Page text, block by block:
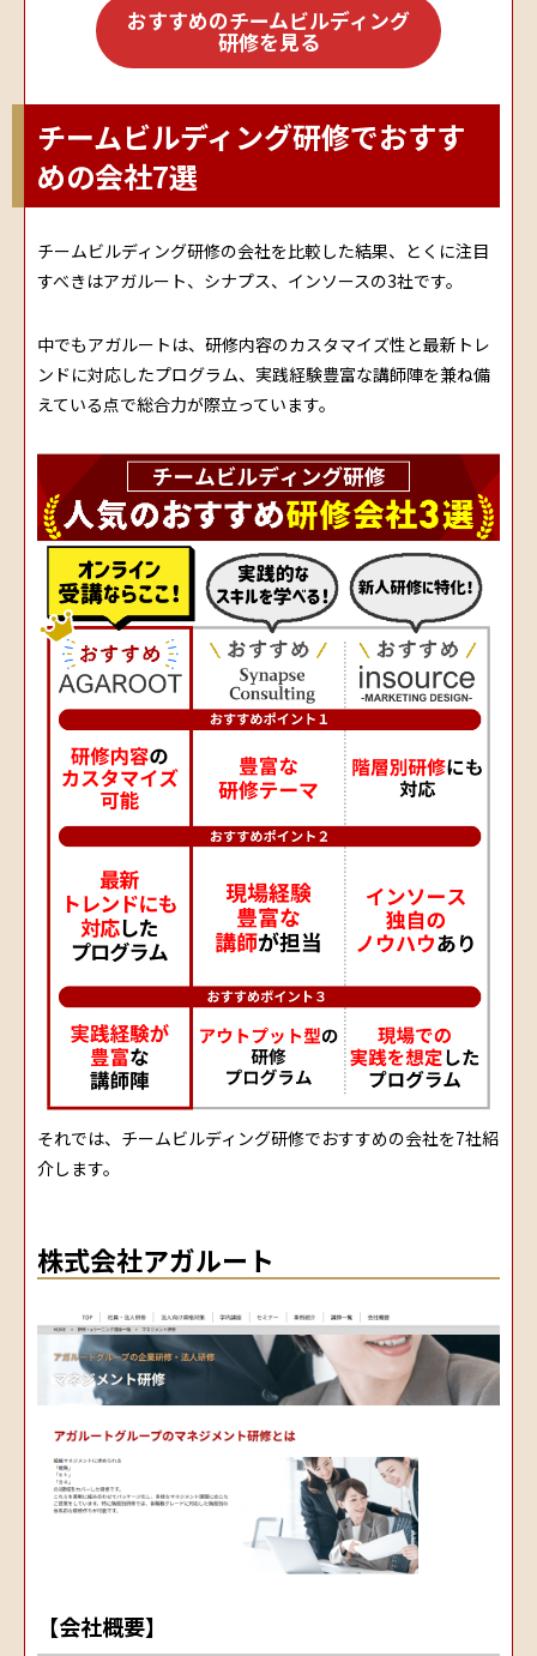
おすすめのチームビルディング
研修を見る
チームビルディング研修でおすす
めの会社7選
チームビルディング研修の会社を比較した結果、とくに注目
すべきはアガルート、シナプス、インソースの3社です。
中でもアガルートは、研修内容のカスタマイズ性と最新トレ
ンドに対応したプログラム、実践経験豊富な講師陣を兼ね備
えている点で総合力が際立っています。
それでは、チームビルディング研修でおすすめの会社を7社紹
介します。
株式会社アガルート
【会社概要】